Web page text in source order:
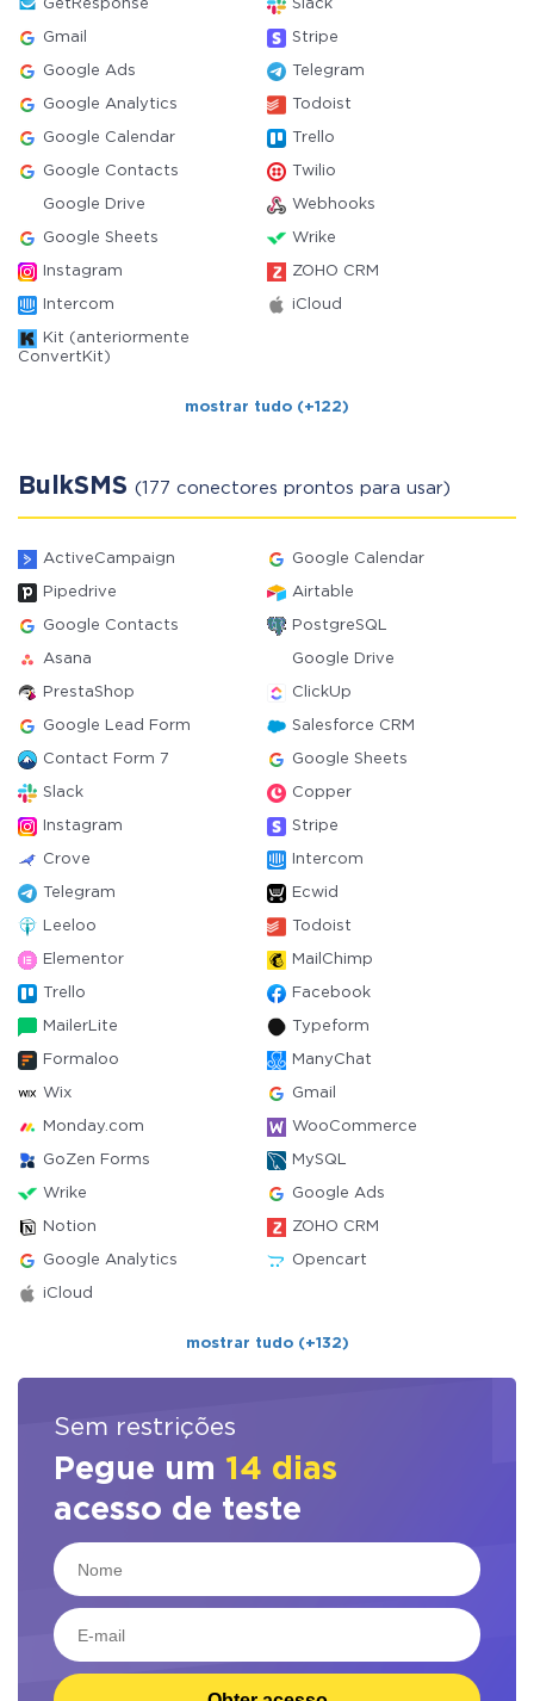
GetResponse Slack
Gmail Stripe
Google Ads Telegram
Google Analytics Todoist
Google Calendar Trello
Google Contacts Twilio
Google Drive Webhooks
Google Sheets Wrike
Instagram ZOHO CRM
Intercom iCloud
Kit (anteriormente
ConvertKit)
mostrar tudo (+122)
BulkSMS (177 conectores prontos para usar)
ActiveCampaign Google Calendar
Pipedrive Airtable
Google Contacts PostgreSQL
Asana Google Drive
PrestaShop ClickUp
Google Lead Form Salesforce CRM
Contact Form 7 Google Sheets
Slack Copper
Instagram Stripe
Crove Intercom
Telegram Ecwid
Leeloo Todoist
Elementor MailChimp
Trello Facebook
MailerLite Typeform
Formaloo ManyChat
Wix Gmail
Monday.com WooCommerce
GoZen Forms MySQL
Wrike Google Ads
Notion ZOHO CRM
Google Analytics Opencart
iCloud
mostrar tudo (+132)
Sem restrições
Pegue um 14 dias
acesso de teste